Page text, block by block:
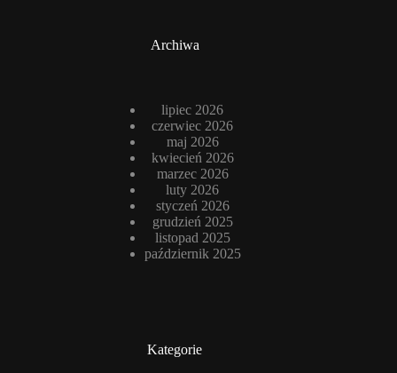
Archiwa
lipiec 2026
czerwiec 2026
maj 2026
kwiecień 2026
marzec 2026
luty 2026
styczeń 2026
grudzień 2025
listopad 2025
październik 2025
Kategorie